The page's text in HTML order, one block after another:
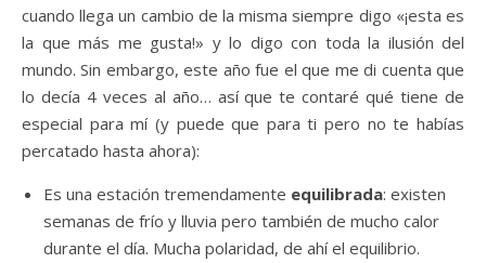
cuando llega un cambio de la misma siempre digo «¡esta es
la que más me gusta!» y lo digo con toda la ilusión del
mundo. Sin embargo, este año fue el que me di cuenta que
lo decía 4 veces al año… así que te contaré qué tiene de
especial para mí (y puede que para ti pero no te habías
percatado hasta ahora):
Es una estación tremendamente equilibrada: existen
semanas de frío y lluvia pero también de mucho calor
durante el día. Mucha polaridad, de ahí el equilibrio.